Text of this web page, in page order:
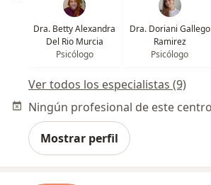
Dra. Betty Alexandra
Del Rio Murcia
Psicólogo
Dra. Doriani Gallego
Ramirez
Psicólogo
Ver todos los especialistas (9)
Mostrar perfil